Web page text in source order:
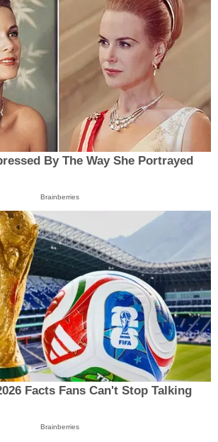
By The Way She Portrayed
Brainberries
Facts Fans Can't Stop Talking
Brainberries